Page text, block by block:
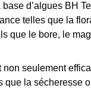
base d’algues BH
telles que la
que le bore, le
non seulement
que la sécheresse